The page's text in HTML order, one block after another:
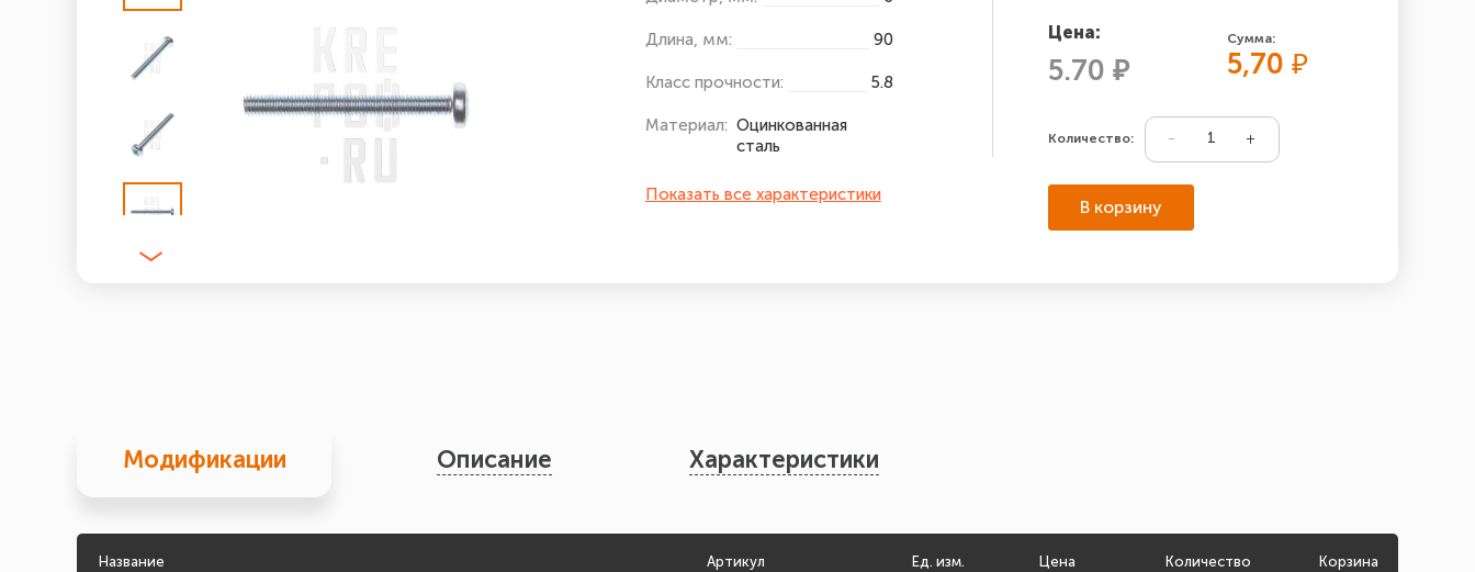
Длина, мм: 90
Класс прочности: 5.8
Материал: Оцинкованная
сталь
Показать все характеристики
Цена:
5.70 ₽
Сумма:
5,70₽
Количество:
В корзину
Модификации Описание Характеристики
Название Артикул Ед. изм. Цена Количество Корзина